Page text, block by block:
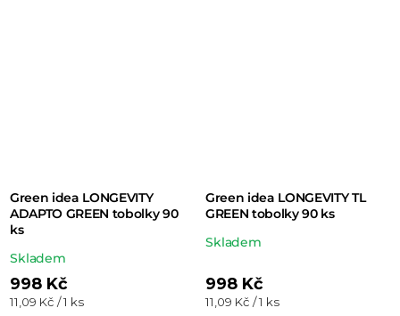
Green idea LONGEVITY
ADAPTO GREEN tobolky 90
ks
Průměrné
hodnocení
produktu
Skladem
998 Kč
Měrná
11,09 Kč / 1 ks
Green idea LONGEVITY TL
GREEN tobolky 90 ks
Průměrné
produktu
Skladem
998 Kč
Měrná
11,09 Kč / 1 ks